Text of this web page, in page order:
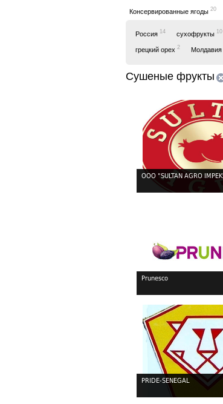
Консервированные ягоды 20
Россия 14 сухофрукты 10
грецкий орех 2 Молдавия
Сушеные фрукты
OOO "SULTAN AGRO
Prunesco
PRIDE-SENEGAL